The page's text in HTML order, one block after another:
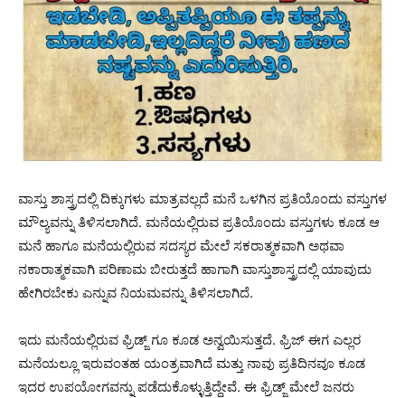
ವಾಸ್ತು ಶಾಸ್ತ್ರದಲ್ಲಿ ದಿಕ್ಕುಗಳು ಮಾತ್ರವಲ್ಲದೆ ಮನೆ ಒಳಗಿನ ಪ್ರತಿಯೊಂದು ವಸ್ತುಗಳ
ಮೌಲ್ಯವನ್ನು ತಿಳಿಸಲಾಗಿದೆ. ಮನೆಯಲ್ಲಿರುವ ಪ್ರತಿಯೊಂದು ವಸ್ತುಗಳು ಕೂಡ ಆ
ಮನೆ ಹಾಗೂ ಮನೆಯಲ್ಲಿರುವ ಸದಸ್ಯರ ಮೇಲೆ ಸಕರಾತ್ಮಕವಾಗಿ ಅಥವಾ
ನಕಾರಾತ್ಮಕವಾಗಿ ಪರಿಣಾಮ ಬೀರುತ್ತದೆ ಹಾಗಾಗಿ ವಾಸ್ತುಶಾಸ್ತ್ರದಲ್ಲಿ ಯಾವುದು
ಹೇಗಿರಬೇಕು ಎನ್ನುವ ನಿಯಮವನ್ನು ತಿಳಿಸಲಾಗಿದೆ.
ಇದು ಮನೆಯಲ್ಲಿರುವ ಫ್ರಿಡ್ಜ್ ಗೂ ಕೂಡ ಅನ್ವಯಿಸುತ್ತದೆ. ಫ್ರಿಜ್ ಈಗ ಎಲ್ಲರ
ಮನೆಯಲ್ಲೂ ಇರುವಂತಹ ಯಂತ್ರವಾಗಿದೆ ಮತ್ತು ನಾವು ಪ್ರತಿದಿನವೂ ಕೂಡ
ಇದರ ಉಪಯೋಗವನ್ನು ಪಡೆದುಕೊಳ್ಳುತ್ತಿದ್ದೇವೆ. ಈ ಫ್ರಿಡ್ಜ್ ಮೇಲೆ ಜನರು